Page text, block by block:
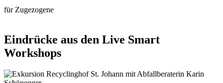
für Zugezogene
Eindrücke aus den Live Smart
Workshops